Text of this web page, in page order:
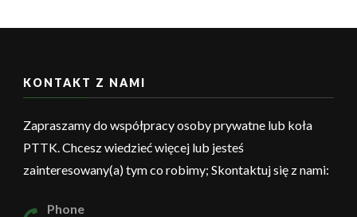
KONTAKT Z NAMI
Zapraszamy do współpracy osoby prywatne lub koła
PTTK. Chcesz wiedzieć więcej lub jesteś
zainteresowany(a) tym co robimy; Skontaktuj się z nami:
Phone